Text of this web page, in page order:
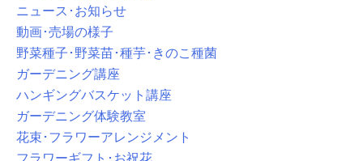
ニュース･お知らせ
動画･売場の様子
野菜種子･野菜苗･種芋･きのこ種菌
ガーデニング講座
ハンギングバスケット講座
ガーデニング体験教室
花束･フラワーアレンジメント